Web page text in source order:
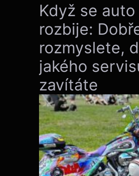
Když se auto
rozbije:
rozmyslete,
jakého
zavítáte